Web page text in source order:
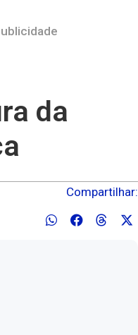
da
Compartilhar: